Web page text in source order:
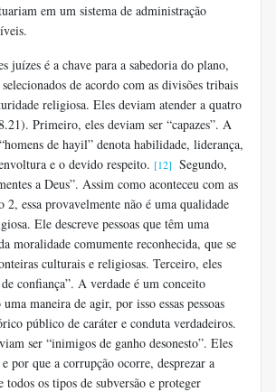
em um sistema de administração
juízes é a chave para a sabedoria do plano,
de acordo com as divisões tribais
religiosa. Eles deviam atender a quatro
Primeiro, eles deviam ser “capazes”. A
de hayil” denota habilidade, liderança,
e o devido respeito. [12] Segundo,
a Deus”. Assim como aconteceu com as
2, essa provavelmente não é uma qualidade
Ele descreve pessoas que têm uma
moralidade comumente reconhecida, que se
culturais e religiosas. Terceiro, eles
confiança”. A verdade é um conceito
maneira de agir, por isso essas pessoas
público de caráter e conduta verdadeiros.
ser “inimigos de ganho desonesto”. Eles
por que a corrupção ocorre, desprezar a
todos os tipos de subversão e proteger